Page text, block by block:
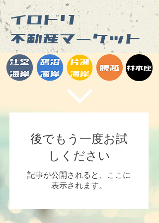
イロドリ
​不動産マーケット
後でもう一度お試
しください
記事が公開されると、ここに
表示されます。